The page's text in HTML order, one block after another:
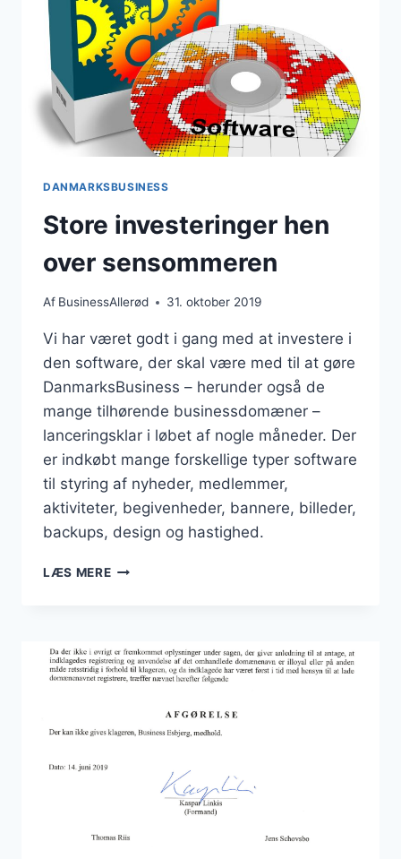
DANMARKSBUSINESS
Store investeringer hen
over sensommeren
Af BusinessAllerød 31. oktober 2019
Vi har været godt i gang med at investere i
den software, der skal være med til at gøre
DanmarksBusiness – herunder også de
mange tilhørende businessdomæner –
lanceringsklar i løbet af nogle måneder. Der
er indkøbt mange forskellige typer software
til styring af nyheder, medlemmer,
aktiviteter, begivenheder, bannere, billeder,
backups, design og hastighed.
LÆS MERESTORE